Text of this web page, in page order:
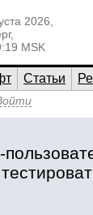
2026,
MSK
Статьи